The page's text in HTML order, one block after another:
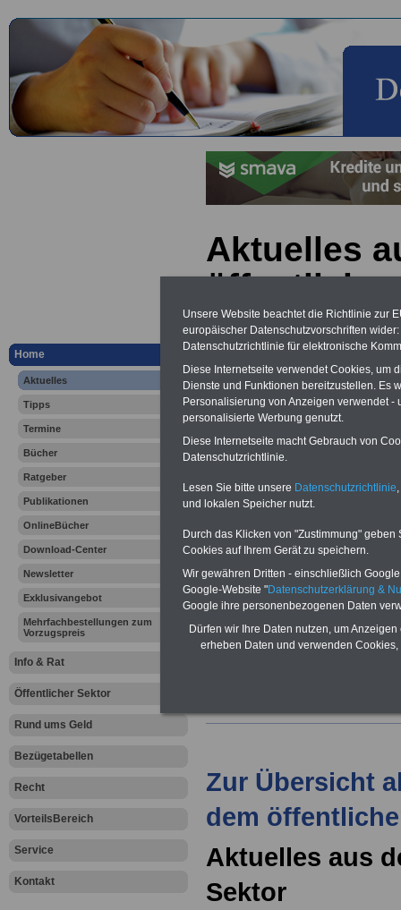
Home
Aktuelles
Tipps
Termine
Bücher
Ratgeber
Publikationen
OnlineBücher
Download-Center
Newsletter
Exklusivangebot
Mehrfachbestellungen zum
Vorzugspreis
Info & Rat
Öffentlicher Sektor
Rund ums Geld
Bezügetabellen
Recht
VorteilsBereich
Service
Kontakt
Aktuelles
03.04.2014
Vorteile für den
öffentlichen Dienst
Berufsunfähigkeitsabsicherung
-Krankenzusatzversicherung
Krankenkassen-
Zahnzusatzversicherung-
Ihr
den Fall der
Zur Übersicht
dem
Aktuelles aus
Sektor
Unsere Website beachtet die Richtlinie zur
europäischer Datenschutzvorschriften
Datenschutzrichtlinie für elektronische
Diese Internetseite verwendet Cookies, um
Dienste und Funktionen bereitzustellen. Es
Personalisierung von Anzeigen verwendet
personalisierte Werbung genutzt.
Diese Internetseite macht Gebrauch von
Datenschutzrichtlinie.
Lesen Sie bitte unsere Datenschutzrichtlinie
und lokalen Speicher nutzt.
Durch das Klicken von "Zustimmung"
Cookies auf Ihrem Gerät zu speichern.
Wir gewähren Dritten - einschließlich
Google-Website "Datenschutzerklärung &
Google ihre personenbezogenen Daten
Dürfen wir Ihre Daten nutzen, um
erheben Daten und verwenden